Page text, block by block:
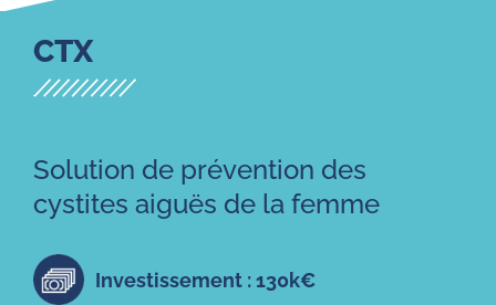
CTX
Solution de prévention des
cystites aiguës de la femme
Investissement : 130k€